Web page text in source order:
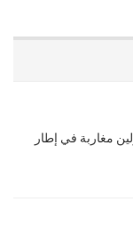
مغاربة في إطار